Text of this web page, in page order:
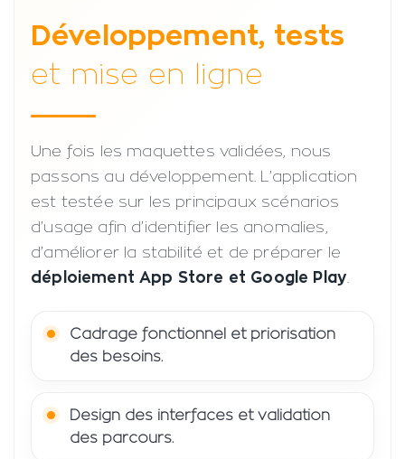
Développement, tests
et mise en ligne
Une fois les maquettes validées, nous
passons au développement. L’application
est testée sur les principaux scénarios
d’usage afin d’identifier les anomalies,
d’améliorer la stabilité et de préparer le
déploiement App Store et Google Play
Cadrage fonctionnel et priorisation
des besoins.
Design des interfaces et validation
des parcours.